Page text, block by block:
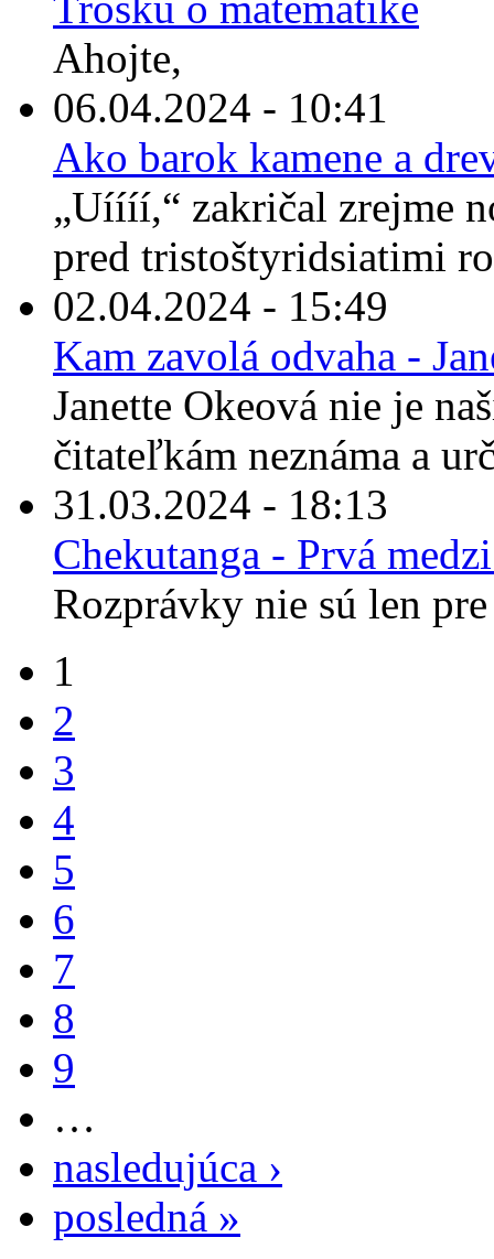
Ahojte,
06.04.2024 - 10:41
Ako barok kamene a
„Uíííí,“ zakričal zrejme
pred tristoštyridsiatimi
02.04.2024 - 15:49
Kam zavolá odvaha -
Janette Okeová nie je
čitateľkám neznáma a
31.03.2024 - 18:13
Chekutanga - Prvá
Rozprávky nie sú len
1
2
3
4
5
6
7
8
9
…
nasledujúca ›
posledná »